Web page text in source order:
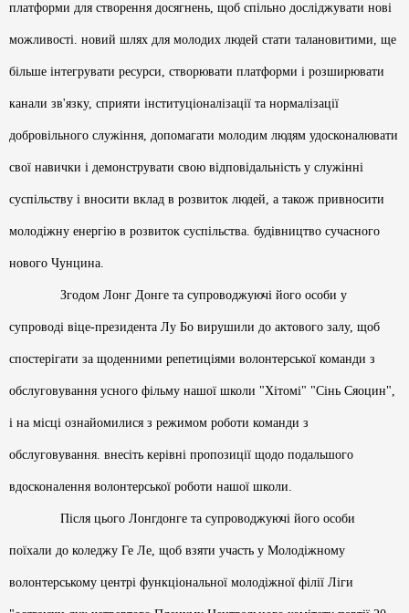
платформи для створення досягнень, щоб спільно досліджувати нові
можливості. новий шлях для молодих людей стати талановитими, ще
більше інтегрувати ресурси, створювати платформи і розширювати
канали зв'язку, сприяти інституціоналізації та нормалізації
добровільного служіння, допомагати молодим людям удосконалювати
свої навички і демонструвати свою відповідальність у служінні
суспільству і вносити вклад в розвиток людей, а також привносити
молодіжну енергію в розвиток суспільства. будівництво сучасного
нового Чунцина.
Згодом Лонг Донге та супроводжуючі його особи у
супроводі віце-президента Лу Бо вирушили до актового залу, щоб
спостерігати за щоденними репетиціями волонтерської команди з
обслуговування усного фільму нашої школи "Хітомі" "Сінь Сяоцин",
і на місці ознайомилися з режимом роботи команди з
обслуговування. внесіть керівні пропозиції щодо подальшого
вдосконалення волонтерської роботи нашої школи.
Після цього Лонгдонге та супроводжуючі його особи
поїхали до коледжу Ге Ле, щоб взяти участь у Молодіжному
волонтерському центрі функціональної молодіжної філії Ліги